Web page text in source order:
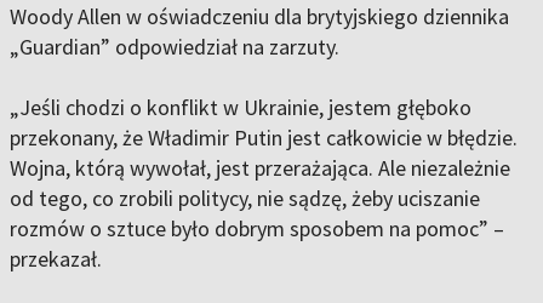
Woody Allen w oświadczeniu dla brytyjskiego dziennika
„Guardian” odpowiedział na zarzuty.
„Jeśli chodzi o konflikt w Ukrainie, jestem głęboko
przekonany, że Władimir Putin jest całkowicie w błędzie.
Wojna, którą wywołał, jest przerażająca. Ale niezależnie
od tego, co zrobili politycy, nie sądzę, żeby uciszanie
rozmów o sztuce było dobrym sposobem na pomoc” –
przekazał.